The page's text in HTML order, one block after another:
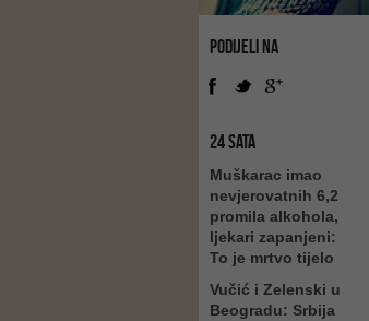
PODIJELI NA
24 SATA
Muškarac imao
nevjerovatnih 6,2
promila alkohola,
ljekari zapanjeni:
To je mrtvo tijelo
Vučić i Zelenski u
Beogradu: Srbija